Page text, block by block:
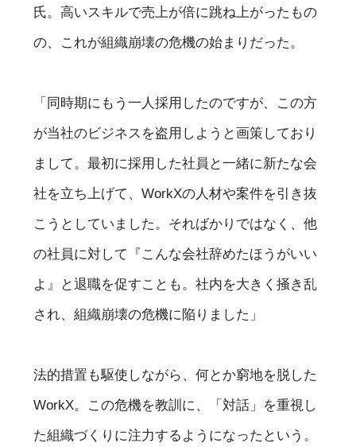
氏。高いスキルで売上が倍に跳ね上がったもの
の、これが組織崩壊の危機の始まりだった。
「同時期にもう一人採用したのですが、この方
が当社のビジネスを盗用しようと画策しており
まして。最初に採用した社員と一緒に新たな会
社を立ち上げて、WorkXの人材や案件を引き抜
こうとしていました。そればかりではなく、他
の社員に対して『こんな会社辞めたほうがいい
よ』と退職を促すことも。社内を大きく掻き乱
され、組織崩壊の危機に陥りました」
法的措置も駆使しながら、何とか窮地を脱した
WorkX。この危機を教訓に、「対話」を重視し
た組織づくりに注力するようになったという。